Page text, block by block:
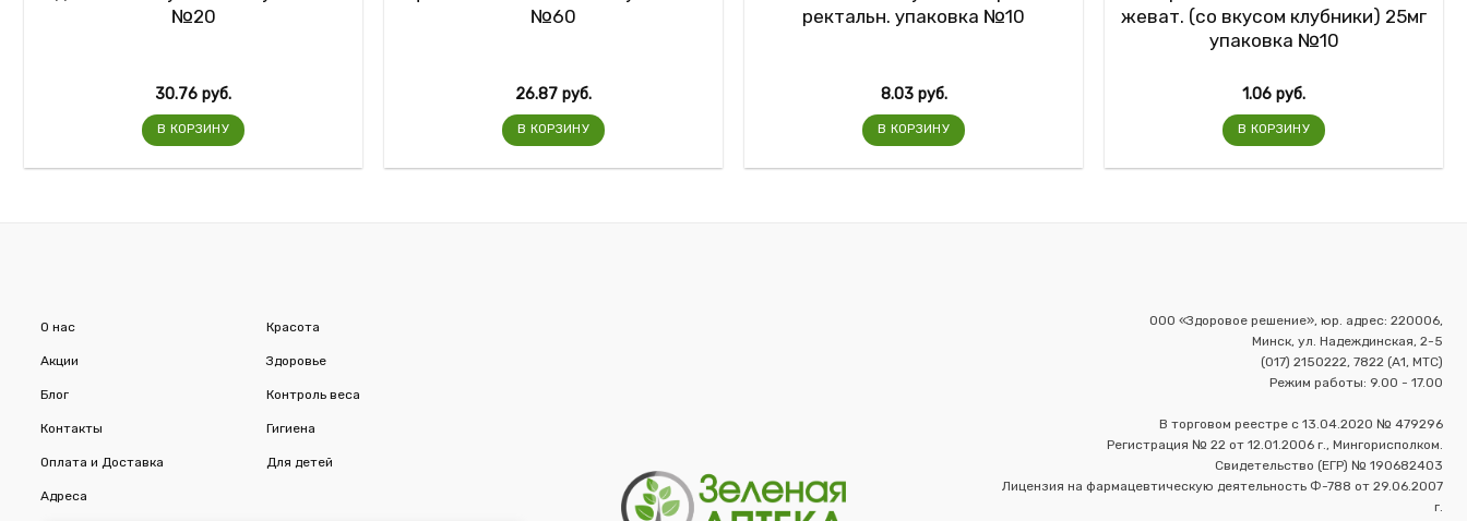
№20
30.76 руб.
В КОРЗИНУ
№60
26.87 руб.
В КОРЗИНУ
ректальн. упаковка №10
8.03 руб.
В КОРЗИНУ
жеват. (со вкусом клубники) 25мг
упаковка №10
1.06 руб.
В КОРЗИНУ
О нас
Акции
Блог
Контакты
Оплата и Доставка
Адреса
Красота
Здоровье
Контроль веса
Гигиена
Для детей
ООО «Здоровое решение», юр. адрес: 220006,
Минск, ул. Надеждинская, 2-5
(017) 2150222, 7822 (А1, МТС)
Режим работы: 9.00 - 17.00
В торговом реестре с 13.04.2020 № 479296
Регистрация № 22 от 12.01.2006 г., Мингорисполком.
Свидетельство (ЕГР) № 190682403
Лицензия на фармацевтическую деятельность Ф-788 от 29.06.2007
г.